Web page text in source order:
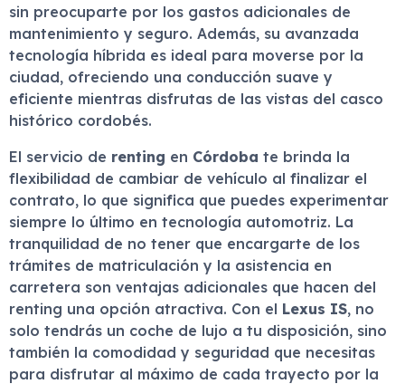
sin preocuparte por los gastos adicionales de
mantenimiento y seguro. Además, su avanzada
tecnología híbrida es ideal para moverse por la
ciudad, ofreciendo una conducción suave y
eficiente mientras disfrutas de las vistas del casco
histórico cordobés.
El servicio de renting en Córdoba te brinda la
flexibilidad de cambiar de vehículo al finalizar el
contrato, lo que significa que puedes experimentar
siempre lo último en tecnología automotriz. La
tranquilidad de no tener que encargarte de los
trámites de matriculación y la asistencia en
carretera son ventajas adicionales que hacen del
renting una opción atractiva. Con el Lexus IS, no
solo tendrás un coche de lujo a tu disposición, sino
también la comodidad y seguridad que necesitas
para disfrutar al máximo de cada trayecto por la